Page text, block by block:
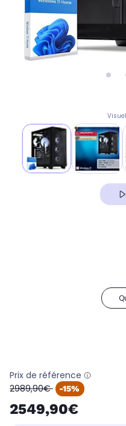
Prix de référence
oldPrice
2989,90€ -15%
2549,90€